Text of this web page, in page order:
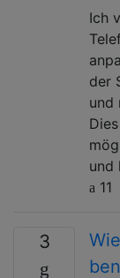
Ich
der
und
und
11
3